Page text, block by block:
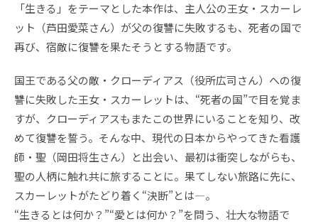
「生きる」をテーマとした本作は、主人公の王女・スカーレ
ット（芦田愛菜さん）が父の復讐に失敗するも、死者の国で
再び、宿敵に復讐を果たそうとする物語です。
国王である父の敵・クローディアス（役所広司さん）への復
讐に失敗した王女・スカーレットは、“死者の国”で目を覚ま
すが、クローディアスもまたこの世界にいることを知り、改
めて復讐を誓う。そんな中、現代の日本からやってきた看護
師・聖（岡田将生さん）と出会い、最初は衝突しながらも、
聖の人柄に触れ共に旅することに。果てしない旅路に先に、
スカーレットがたどり着く“決断”とは―。
“生きるとは何か？”“愛とは何か？”を問う、壮大な物語で